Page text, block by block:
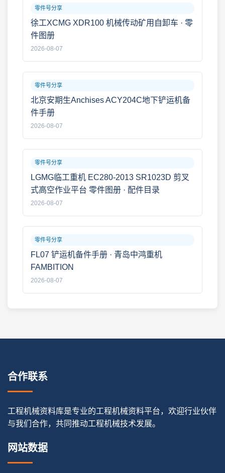
零件号分享
徐工XCMG XDR100 机械传动矿用自卸车 · 零
件图册
2026-08-07
零件号分享
北京安期生Anchises ACY204C地下铲运机备
件手册
2026-08-07
零件号分享
LGMG临工重机 EC280-2013 SR1023D 剪叉
式高空作业平台 零件图册 · 配件目录
2026-08-07
零件号分享
FL07 铲运机备件手册 · 青岛中鸿重机
FAMBITION
2026-08-07
合作联系
工程机械资料库是专业的工程机械资料平台，欢迎行业伙伴
与我们合作，共同推动工程机械技术发展。
网站数据